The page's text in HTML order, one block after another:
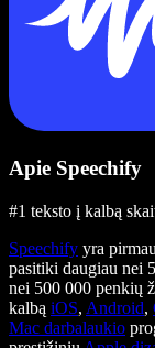
Apie Speechify
#1 teksto į kalbą
Speechify yra
pasitiki daugiau nei
nei 500 000 penkių
kalbą iOS, Android,
Mac darbalaukio